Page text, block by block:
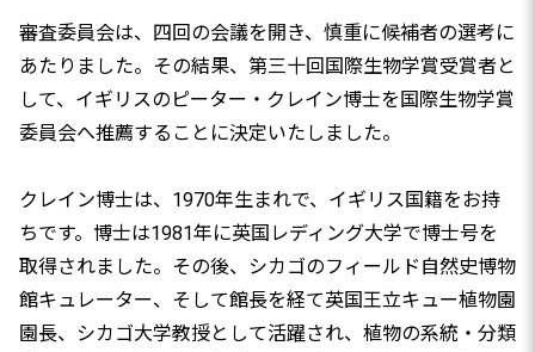
審査委員会は、四回の会議を開き、慎重に候補者の選考に
あたりました。その結果、第三十回国際生物学賞受賞者と
して、イギリスのピーター・クレイン博士を国際生物学賞
委員会へ推薦することに決定いたしました。
クレイン博士は、1970年生まれで、イギリス国籍をお持
ちです。博士は1981年に英国レディング大学で博士号を
取得されました。その後、シカゴのフィールド自然史博物
館キュレーター、そして館長を経て英国王立キュー植物園
園長、シカゴ大学教授として活躍され、植物の系統・分類